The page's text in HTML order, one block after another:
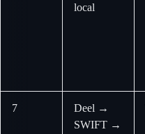
local
7
Deel →
SWIFT →